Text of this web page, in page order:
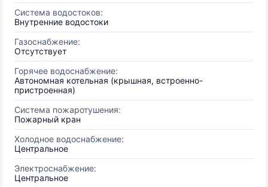
Система водостоков:
Внутренние водостоки
Газоснабжение:
Отсутствует
Горячее водоснабжение:
Автономная котельная (крышная, встроенно-
пристроенная)
Система пожаротушения:
Пожарный кран
Холодное водоснабжение:
Центральное
Электроснабжение:
Центральное